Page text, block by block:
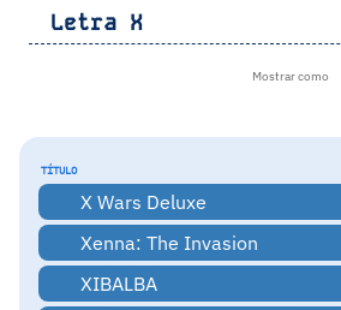
Letra X
Mostrar como
TÍTULO
X Wars Deluxe
Xenna: The Invasion
XIBALBA